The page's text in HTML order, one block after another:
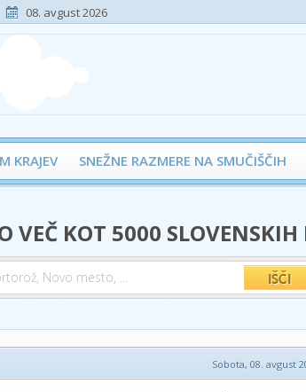
08. avgust 2026
KRAJEV SNEŽNE RAZMERE NA SMUČIŠČIH
VEČ KOT 5000 SLOVENSKIH
Sobota, 08. avgust